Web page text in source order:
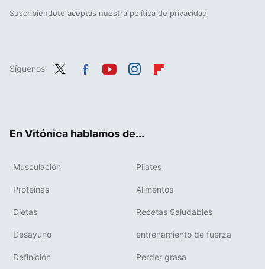
Suscribiéndote aceptas nuestra política de privacidad
Síguenos
En Vitónica hablamos de...
Musculación Pilates
Proteínas Alimentos
Dietas Recetas Saludables
Desayuno entrenamiento de fuerza
Definición Perder grasa